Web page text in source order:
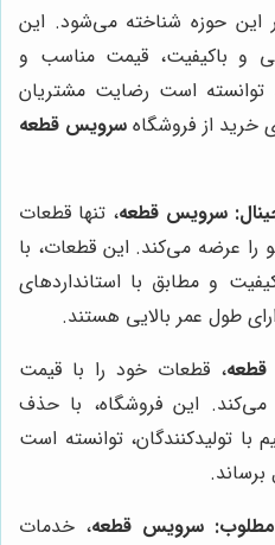
این حوزه شناخته می‌شود. این
و باکیفیت، قیمت مناسب و
است رضایت مشتریان
خرید از فروشگاه سرویس قطعه
سرویس قطعه، تنها قطعات
را عرضه می‌کند. این قطعات، با
و مطابق با استانداردهای
طول عمر بالایی هستند.
، قطعات خود را با قیمت
این فروشگاه، با حذف
با تولیدکنندگان، توانسته است
سرویس قطعه، خدمات